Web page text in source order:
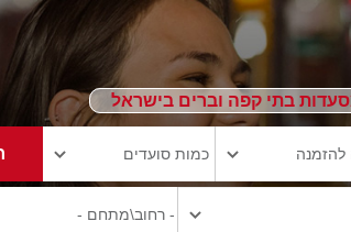
בתי קפה וברים בישראל